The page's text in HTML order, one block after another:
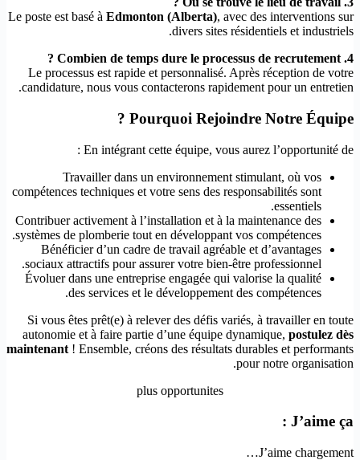
Le poste est basé à Edmonton (Alberta), avec des interventions sur
divers sites résidentiels et industriels.
4. Combien de temps dure le processus de recrutement ?
Le processus est rapide et personnalisé. Après réception de votre
candidature, nous vous contacterons rapidement pour un entretien.
Pourquoi Rejoindre Notre Équipe ?
En intégrant cette équipe, vous aurez l’opportunité de :
Travailler dans un environnement stimulant, où vos
compétences techniques et votre sens des responsabilités sont
essentiels.
Contribuer activement à l’installation et à la maintenance des
systèmes de plomberie tout en développant vos compétences.
Bénéficier d’un cadre de travail agréable et d’avantages
sociaux attractifs pour assurer votre bien-être professionnel.
Évoluer dans une entreprise engagée qui valorise la qualité
des services et le développement des compétences.
Si vous êtes prêt(e) à relever des défis variés, à travailler en toute
autonomie et à faire partie d’une équipe dynamique, postulez dès
maintenant ! Ensemble, créons des résultats durables et performants
pour notre organisation.
plus opportunites
J’aime ça :
J’aime chargement…